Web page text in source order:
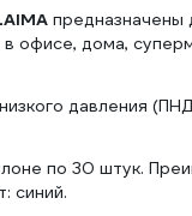
предназначены
офисе, дома,
давления
по 30 штук.
синий.